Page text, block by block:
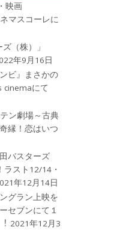
映画
ネマスコーレに
（株）」
年9月16日
ビ』まさかの
cinemaにて
ン劇場～古典
縁！恋はいつ
バスターズ
ラスト12/14・
年12月14日
グラン上映を
セブンにて１
2021年12月3